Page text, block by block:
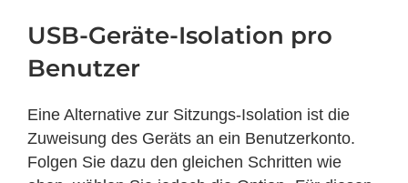
USB-Geräte-Isolation pro
Benutzer
Eine Alternative zur Sitzungs-Isolation ist die
Zuweisung des Geräts an ein Benutzerkonto.
Folgen Sie dazu den gleichen Schritten wie